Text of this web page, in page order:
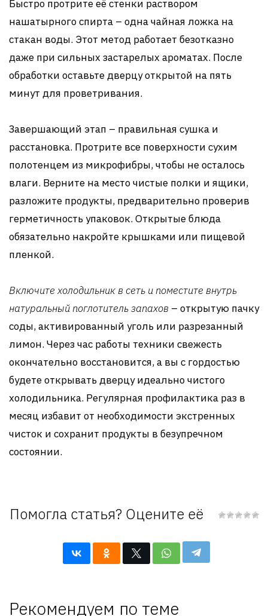
Быстро протрите её стенки раствором
нашатырного спирта – одна чайная ложка на
стакан воды. Этот метод работает безотказно
даже при сильных застарелых ароматах. После
обработки оставьте дверцу открытой на пять
минут для проветривания.
Завершающий этап – правильная сушка и
расстановка. Протрите все поверхности сухим
полотенцем из микрофибры, чтобы не осталось
влаги. Верните на место чистые полки и ящики,
разложите продукты, предварительно проверив
герметичность упаковок. Открытые блюда
обязательно накройте крышками или пищевой
пленкой.
Включите холодильник в сеть и поместите внутрь
натуральный поглотитель запахов – открытую пачку
соды, активированный уголь или разрезанный
лимон. Через час работы техники свежесть
окончательно восстановится, а вы с гордостью
будете открывать дверцу идеально чистого
холодильника. Регулярная профилактика раз в
месяц избавит от необходимости экстренных
чисток и сохранит продукты в безупречном
состоянии.
Помогла статья? Оцените её
Рекомендуем по теме